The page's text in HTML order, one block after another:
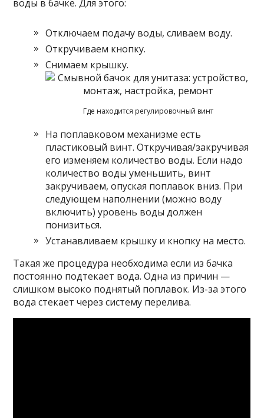
воды в бачке. Для этого:
Отключаем подачу воды, сливаем воду.
Откручиваем кнопку.
Снимаем крышку.
Где находится регулировочный винт
На поплавковом механизме есть
пластиковый винт. Откручивая/закручивая
его изменяем количество воды. Если надо
количество воды уменьшить, винт
закручиваем, опуская поплавок вниз. При
следующем наполнении (можно воду
включить) уровень воды должен
понизиться.
Устанавливаем крышку и кнопку на место.
Такая же процедура необходима если из бачка
постоянно подтекает вода. Одна из причин —
слишком высоко поднятый поплавок. Из-за этого
вода стекает через систему перелива.